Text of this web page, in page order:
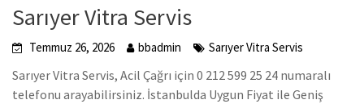
Sarıyer Vitra Servis
Temmuz 26, 2026 bbadmin Sarıyer Vitra Servis
Sarıyer Vitra Servis, Acil Çağrı için 0 212 599 25 24 numaralı
telefonu arayabilirsiniz. İstanbulda Uygun Fiyat ile Geniş